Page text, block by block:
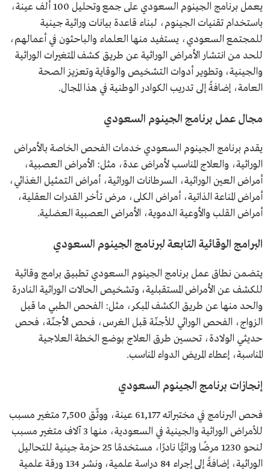
يعمل برنامج الجينوم السعودي على جمع وتحليل 100 ألف عينة،
باستخدام تقنيات الجينوم، لبناء قاعدة بيانات وراثية جينية
للمجتمع السعودي، يستفيد منها العلماء والباحثون في أعمالهم،
للحد من انتشار الأمراض الوراثية عن طريق كشف المتغيرات الوراثية
والجينية، وتطوير أدوات التشخيص والوقاية وتعزيز الصحة
العامة، إضافةً إلى تدريب الكوادر الوطنية في هذا المجال.
مجال عمل برنامج الجينوم السعودي
يقدم برنامج الجينوم السعودي خدمات الفحص الخاصة بالأمراض
الوراثية، والعلاج المناسب لأمراض عدة، مثل: الأمراض العصبية،
أمراض العين الوراثية، السرطانات الوراثية، أمراض التمثيل الغذائي،
أمراض المناعة الذاتية، أمراض الكلى، مرض تأخر القدرات العقلية،
أمراض القلب والأوعية الدموية، الأمراض العصبية العضلية.
البرامج الوقائية التابعة لبرنامج الجينوم السعودي
يتضمن نطاق عمل برنامج الجينوم السعودي تطبيق برامج وقائية
للكشف عن الأمراض المستقبلية، وتشخيص الحالات الوراثية النادرة
والحد منها عن طريق الكشف المبكر، مثل: الفحص الطبي ما قبل
الزواج، الفحص الوراثي للأجنّة قبل الغرس، فحص الأجنّة، فحص
حديثي الولادة، تحسين طرق العلاج بوضع الخطة العلاجية
المناسبة، إعطاء المريض الدواء المناسب.
إنجازات برنامج الجينوم السعودي
فحص البرنامج في مختبراته 61,177 عينة، ووثّق 7,500 متغير مسبب
للأمراض الوراثية والجينية في السعودية، منها 3 آلاف متغير مسبب
لنحو 1230 مرضًا وراثيًّا نادرًا، مستخدمًا 25 حزمة جينية للتحاليل
الوراثية، إضافةً إلى إجراء 84 دراسة علمية، ونشر 134 ورقة علمية